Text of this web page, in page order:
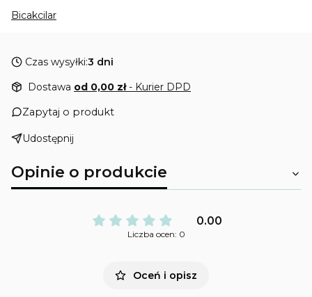
Bicakcilar
Czas wysyłki:3 dni
Dostawa od 0,00 zł- Kurier DPD
Zapytaj o produkt
Udostępnij
Opinie o produkcie
0.00
Liczba ocen: 0
Oceń i opisz